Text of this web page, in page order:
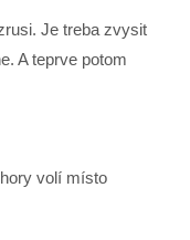
Je treba zvysit
A teprve potom
volí místo